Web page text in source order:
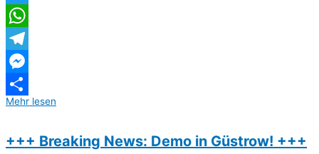
Twitter
WhatsApp
Telegram
Messenger
Teilen
Mehr lesen
+++ Breaking News: Demo in Güstrow! +++